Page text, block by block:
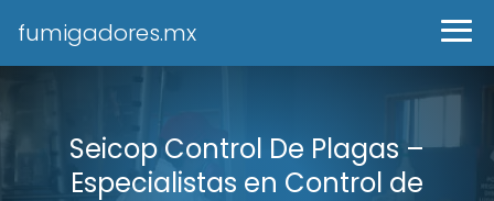
fumigadores.mx
Seicop Control De Plagas –
Especialistas en Control de